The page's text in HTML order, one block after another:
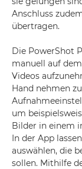
Anschluss
übertragen.
Die PowerShot
manuell auf
Videos
Hand nehmen
um
Bilder in einem
In der App
auswählen, die
sollen. Mithilfe